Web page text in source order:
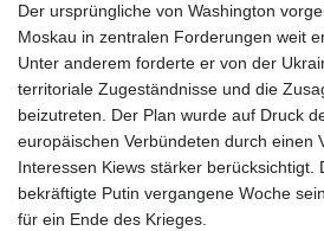
HTG
HUF
IDR
ILS
IMP
INR
IQD
Der ursprüngliche von Washington
Moskau in zentralen Forderungen weit
Unter anderem forderte er von der
territoriale Zugeständnisse und die
beizutreten. Der Plan wurde auf Druck
europäischen Verbündeten durch einen
Interessen Kiews stärker berücksichtigt.
bekräftigte Putin vergangene Woche
für ein Ende des Krieges.